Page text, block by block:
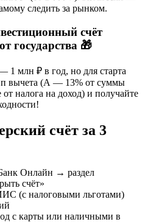
следить за рынком.
счёт
государства 🎁
1 млн ₽ в год, но для старта
вычета (А — 13% от суммы
налога на доход) и получайте
счёт за 3
Онлайн → раздел
счёт»
(с налоговыми льготами)
с карты или наличными в